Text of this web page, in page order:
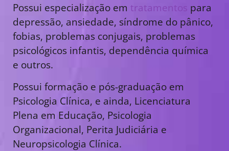
Possui especialização em tratamentos para
depressão, ansiedade, síndrome do pânico,
fobias, problemas conjugais, problemas
psicológicos infantis, dependência química
e outros.
Possui formação e pós-graduação em
Psicologia Clínica, e ainda, Licenciatura
Plena em Educação, Psicologia
Organizacional, Perita Judiciária e
Neuropsicologia Clínica.